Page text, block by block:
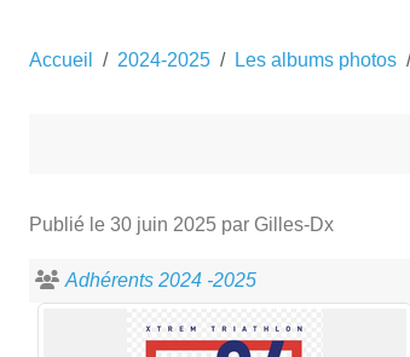
Accueil 2024-2025 Les albums photos
Publié le 30 juin 2025 par Gilles-Dx
Adhérents 2024 -2025